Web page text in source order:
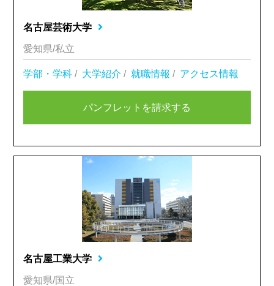
名古屋芸術大学
愛知県/私立
学部・学科 / 大学紹介 / 就職情報 / アクセス情報
パンフレットを請求する
名古屋工業大学
愛知県/国立